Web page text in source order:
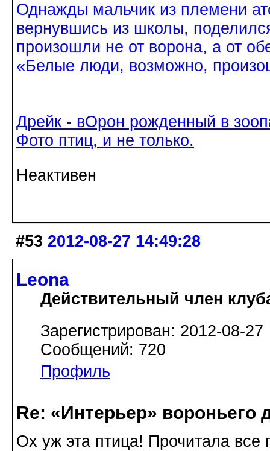
Однажды мальчик из племени
вернувшись из школы,
произошли не от ворона, а от
«Белые люди, возможно,
Дрейк - вОрон рожденный в
Фото птиц, и не только.
Неактивен
#53 2012-08-27 14:49:28
Leona
Действительный член
Зарегистрирован: 2012-08-27
Сообщений: 720
Профиль
Re: «Интерьер» вороньего
Ох уж эта птица! Прочитала все